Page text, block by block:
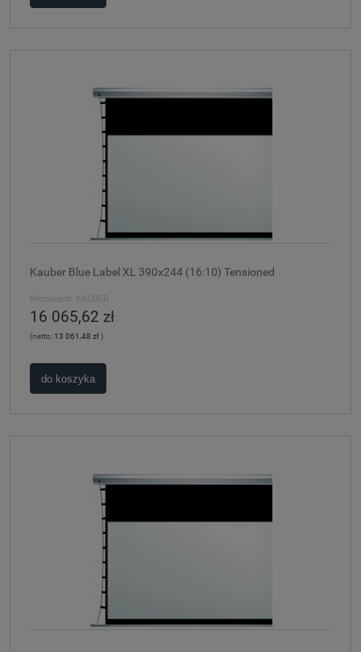
Kauber Blue Label XL 390x244 (16:10) Tensioned
Producent: KAUBER
16 065,62 zł
(netto: 13 061,48 zł)
do koszyka